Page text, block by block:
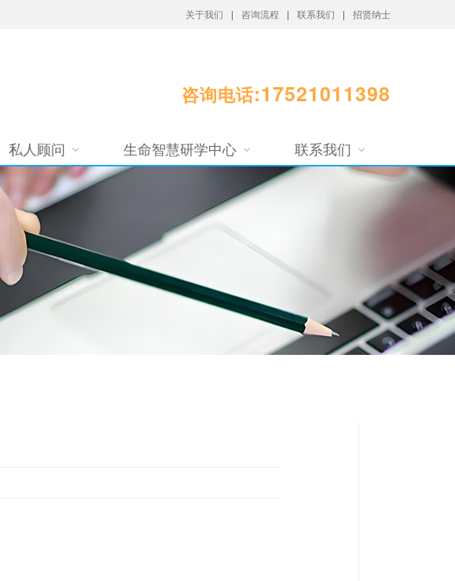
关于我们 | 咨询流程 | 联系我们 | 招贤纳士
咨询电话:17521011398
私人顾问 生命智慧研学中心 联系我们